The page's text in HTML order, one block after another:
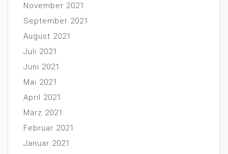
November 2021
September 2021
August 2021
Juli 2021
Juni 2021
Mai 2021
April 2021
März 2021
Februar 2021
Januar 2021